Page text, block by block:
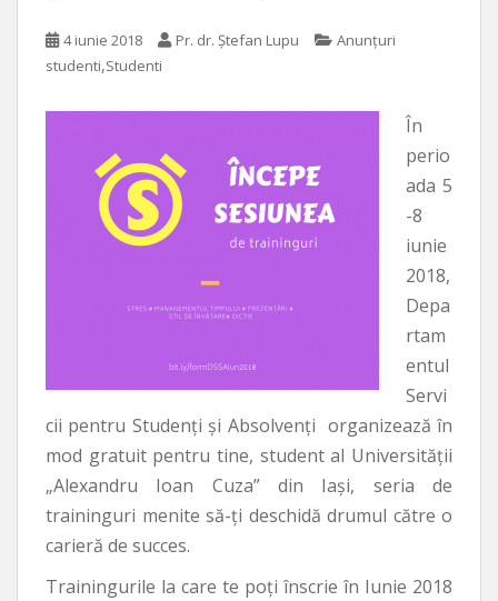
4 iunie 2018 Pr. dr. Ștefan Lupu
Anunțuri
studenti,Studenti
În
perio
ada 5
-8
iunie
2018,
Depa
rtam
entul
Servi
cii pentru Studenți și Absolvenți organizează în
mod gratuit pentru tine, student al Universității
„Alexandru Ioan Cuza” din Iași, seria de
traininguri menite să-ți deschidă drumul către o
carieră de succes.
Trainingurile la care te poți înscrie în Iunie 2018